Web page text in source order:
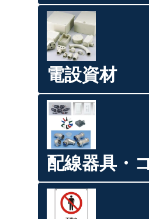
電設資材
配線器具・